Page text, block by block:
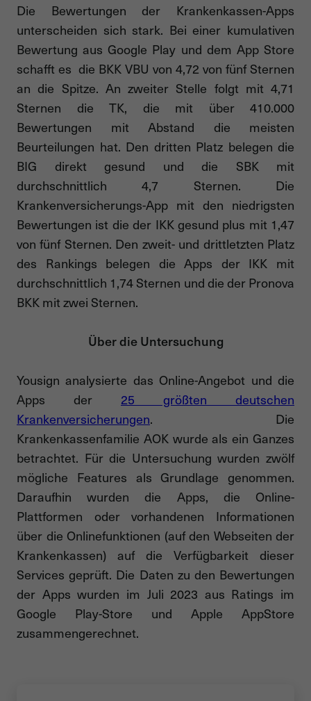
Die Bewertungen der Krankenkassen-Apps
unterscheiden sich stark. Bei einer kumulativen
Bewertung aus Google Play und dem App Store
schafft es die BKK VBU von 4,72 von fünf Sternen
an die Spitze. An zweiter Stelle folgt mit 4,71
Sternen die TK, die mit über 410.000
Bewertungen mit Abstand die meisten
Beurteilungen hat. Den dritten Platz belegen die
BIG direkt gesund und die SBK mit
durchschnittlich 4,7 Sternen. Die
Krankenversicherungs-App mit den niedrigsten
Bewertungen ist die der IKK gesund plus mit 1,47
von fünf Sternen. Den zweit- und drittletzten Platz
des Rankings belegen die Apps der IKK mit
durchschnittlich 1,74 Sternen und die der Pronova
BKK mit zwei Sternen.
Über die Untersuchung
Yousign analysierte das Online-Angebot und die
Apps der 25 größten deutschen
Krankenversicherungen. Die
Krankenkassenfamilie AOK wurde als ein Ganzes
betrachtet. Für die Untersuchung wurden zwölf
mögliche Features als Grundlage genommen.
Daraufhin wurden die Apps, die Online-
Plattformen oder vorhandenen Informationen
über die Onlinefunktionen (auf den Webseiten der
Krankenkassen) auf die Verfügbarkeit dieser
Services geprüft. Die Daten zu den Bewertungen
der Apps wurden im Juli 2023 aus Ratings im
Google Play-Store und Apple AppStore
zusammengerechnet.